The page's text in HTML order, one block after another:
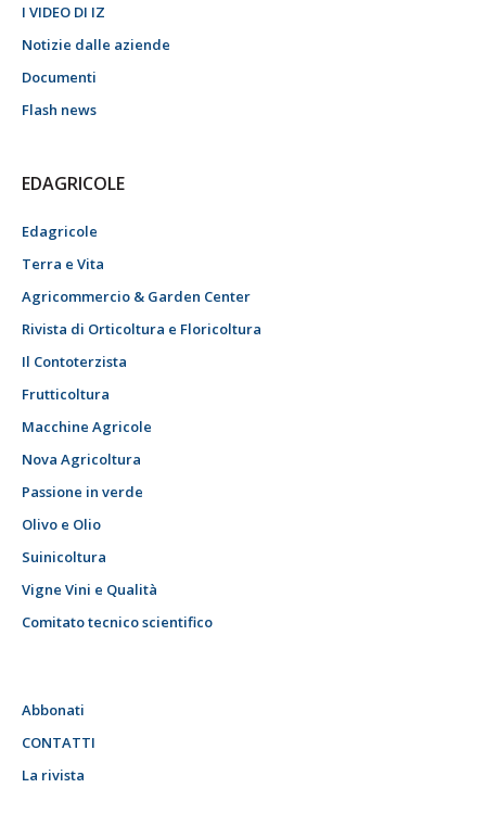
I VIDEO DI IZ
Notizie dalle aziende
Documenti
Flash news
EDAGRICOLE
Edagricole
Terra e Vita
Agricommercio & Garden Center
Rivista di Orticoltura e Floricoltura
Il Contoterzista
Frutticoltura
Macchine Agricole
Nova Agricoltura
Passione in verde
Olivo e Olio
Suinicoltura
Vigne Vini e Qualità
Comitato tecnico scientifico
Abbonati
CONTATTI
La rivista